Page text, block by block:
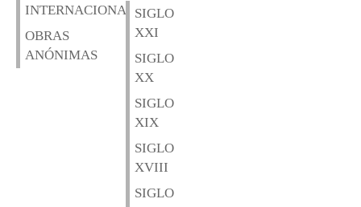
INTERNACIONALES
OBRAS
ANÓNIMAS
SIGLO
XXI
SIGLO
XX
SIGLO
XIX
SIGLO
XVIII
SIGLO